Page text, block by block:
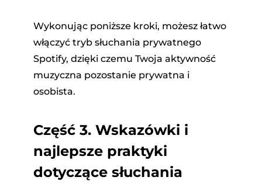
Wykonując poniższe kroki, możesz łatwo
włączyć tryb słuchania prywatnego
Spotify, dzięki czemu Twoja aktywność
muzyczna pozostanie prywatna i
osobista.
Część 3. Wskazówki i
najlepsze praktyki
dotyczące słuchania